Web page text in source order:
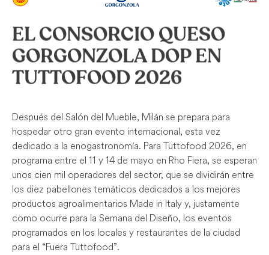
EL CONSORCIO QUESO
GORGONZOLA DOP EN
TUTTOFOOD 2026
Después del Salón del Mueble, Milán se prepara para
hospedar otro gran evento internacional, esta vez
dedicado a la enogastronomía. Para Tuttofood 2026, en
programa entre el 11 y 14 de mayo en Rho Fiera, se esperan
unos cien mil operadores del sector, que se dividirán entre
los diez pabellones temáticos dedicados a los mejores
productos agroalimentarios Made in Italy y, justamente
como ocurre para la Semana del Diseño, los eventos
programados en los locales y restaurantes de la ciudad
para el “Fuera Tuttofood”.